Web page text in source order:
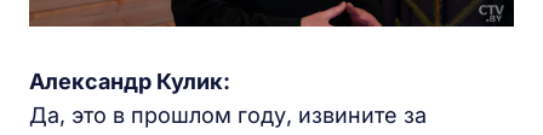
Александр Кулик:
Да, это в прошлом году, извините за